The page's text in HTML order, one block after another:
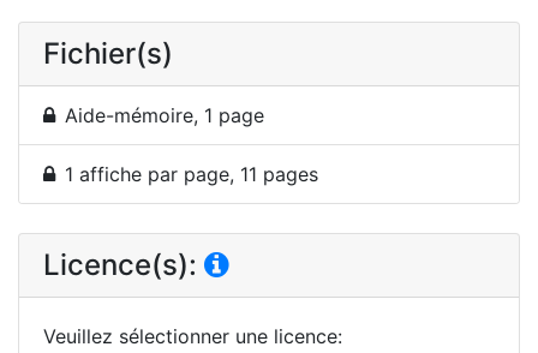
Fichier(s)
Aide-mémoire, 1 page
1 affiche par page, 11 pages
Licence(s):
Veuillez sélectionner une licence: